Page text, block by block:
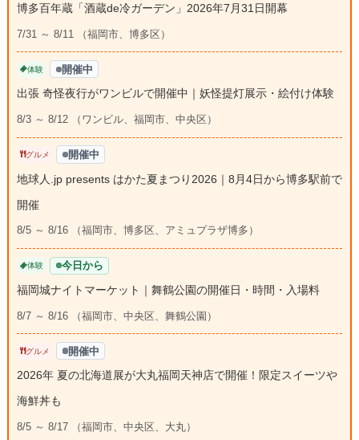
博多百年蔵「酒蔵de冷ガーデン」2026年7月31日開幕
7/31 ～ 8/11 （福岡市、博多区）
体験 開催中
出張 奇怪夜行がワンビルで開催中｜妖怪提灯展示・絵付け体験
8/3 ～ 8/12 （ワンビル、福岡市、中央区）
グルメ 開催中
地球人.jp presents はかた夏まつり2026｜8月4日から博多駅前で
開催
8/5 ～ 8/16 （福岡市、博多区、アミュプラザ博多）
体験 今日から
福岡城ナイトマーケット｜舞鶴公園の開催日・時間・入場料
8/7 ～ 8/16 （福岡市、中央区、舞鶴公園）
グルメ 開催中
2026年 夏の北海道展が大丸福岡天神店で開催！限定スイーツや
海鮮丼も
8/5 ～ 8/17 （福岡市、中央区、大丸）